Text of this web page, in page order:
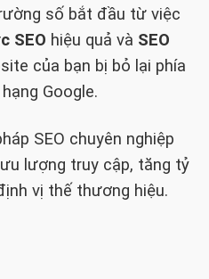
số bắt đầu từ việc
SEO hiệu quả và SEO
của bạn bị bỏ lại phía
Google.
SEO chuyên nghiệp
lượng truy cập, tăng tỷ
vị thế thương hiệu.